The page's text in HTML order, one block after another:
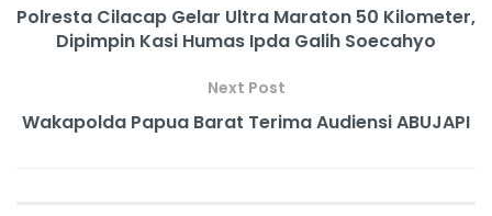
Polresta Cilacap Gelar Ultra Maraton 50 Kilometer,
Dipimpin Kasi Humas Ipda Galih Soecahyo
Next Post
Wakapolda Papua Barat Terima Audiensi ABUJAPI